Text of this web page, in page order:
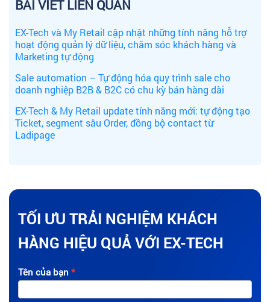
BÀI VIẾT LIÊN QUAN
EX-Tech và My Retail cập nhật những tính năng hỗ trợ
hoạt động quản lý dữ liệu, chăm sóc khách hàng và
Marketing tự động
Sale automation – Tự động hóa quy trình sale cho
doanh nghiệp B2B & B2C có chu kỳ bán hàng dài
EX-Tech & My Retail update tính năng mới: tự động tạo
Ticket, segment sâu Order, đồng bộ contact từ
Ladipage
TỐI ƯU TRẢI NGHIỆM KHÁCH
HÀNG HIỆU QUẢ VỚI EX-TECH
Tên của bạn